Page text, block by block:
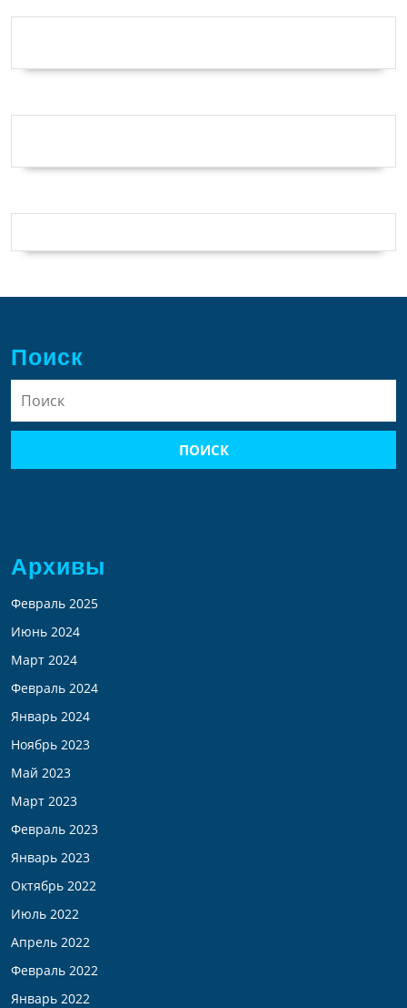
Поиск
Архивы
Февраль 2025
Июнь 2024
Март 2024
Февраль 2024
Январь 2024
Ноябрь 2023
Май 2023
Март 2023
Февраль 2023
Январь 2023
Октябрь 2022
Июль 2022
Апрель 2022
Февраль 2022
Январь 2022